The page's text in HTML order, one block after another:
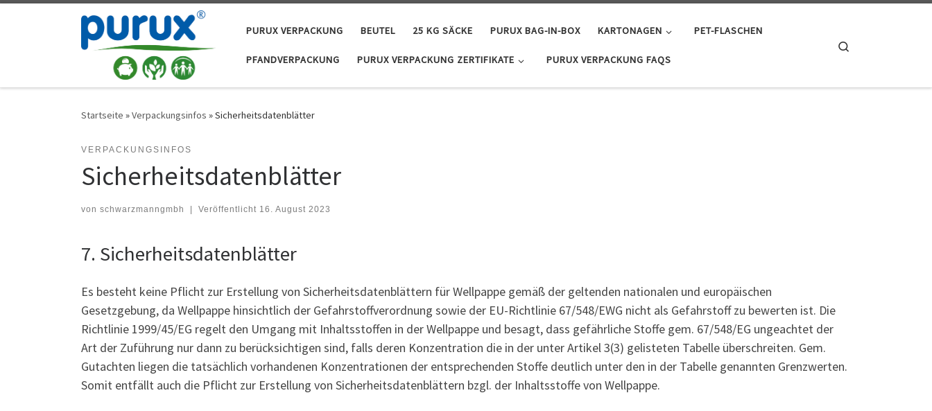
Zum Inhalt springen
PURUX VERPACKUNG BEUTEL 25 KG SÄCKE PURUX BAG-IN-BOX KARTONAGEN PET-FLASCHEN
PFANDVERPACKUNG PURUX VERPACKUNG ZERTIFIKATE PURUX VERPACKUNG FAQS
Startseite »Verpackungsinfos »Sicherheitsdatenblätter
VERPACKUNGSINFOS
Sicherheitsdatenblätter
von schwarzmanngmbh Veröffentlicht 16. August 2023
7. Sicherheitsdatenblätter
Es besteht keine Pflicht zur Erstellung von Sicherheitsdatenblättern für Wellpappe gemäß der geltenden nationalen und europäischen
Gesetzgebung, da Wellpappe hinsichtlich der Gefahrstoffverordnung sowie der EU-Richtlinie 67/548/EWG nicht als Gefahrstoff zu bewerten ist. Die
Richtlinie 1999/45/EG regelt den Umgang mit Inhaltsstoffen in der Wellpappe und besagt, dass gefährliche Stoffe gem. 67/548/EG ungeachtet der
Art der Zuführung nur dann zu berücksichtigen sind, falls deren Konzentration die in der unter Artikel 3(3) gelisteten Tabelle überschreiten. Gem.
Gutachten liegen die tatsächlich vorhandenen Konzentrationen der entsprechenden Stoffe deutlich unter den in der Tabelle genannten Grenzwerten.
Somit entfällt auch die Pflicht zur Erstellung von Sicherheitsdatenblättern bzgl. der Inhaltsstoffe von Wellpappe.